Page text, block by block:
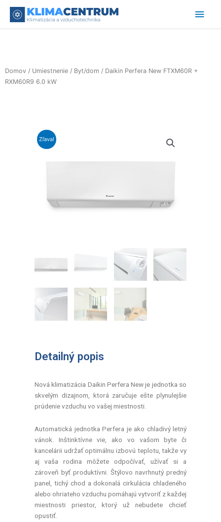
Domov / Umiestnenie / Byt/dom / Daikin Perfera New FTXM60R +
RXM60R9 6.0 kW
Zľava!
Detailný popis
Nová klimatizácia Daikin Perfera New je jednotka so
skvelým dizajnom, ktorá zaručuje ešte plynulejšie
prúdenie vzduchu vo vašej miestnosti.
Automatická jednotka Perfera je ako chladivý letný
vánok. Inštinktívne vie, ako vo vašom byte či
kancelárii udržať optimálnu izbovú teplotu, takže vy
aj vaša rodina môžete odpočívať, užívať si a
zároveň byť produktívni. Štýlovo navrhnutý predný
panel, tichý chod a dokonalá cirkulácia chladeného
alebo ohriateho vzduchu pomáhajú vytvoriť z každej
miestnosti priestor, ktorý už nebudete chcieť
opustiť.